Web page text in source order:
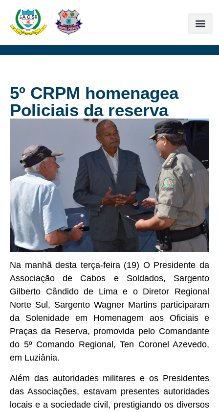
5º CRPM homenagea
Policiais da reserva
Na manhã desta terça-feira (19) O Presidente da
Associação de Cabos e Soldados, Sargento
Gilberto Cândido de Lima e o Diretor Regional
Norte Sul, Sargento Wagner Martins participaram
da Solenidade em Homenagem aos Oficiais e
Praças da Reserva, promovida pelo Comandante
do 5º Comando Regional, Ten Coronel Azevedo,
em Luziânia.
Além das autoridades militares e os Presidentes
das Associações, estavam presentes autoridades
locais e a sociedade civil, prestigiando os diversos